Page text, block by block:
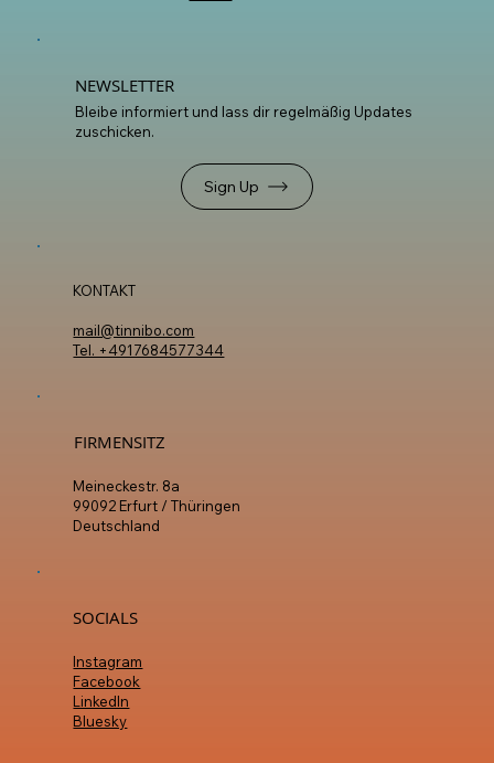
FIRMENSITZ
SOCIALS
Instagram
NEWSLETTER
Bleibe informiert und lass dir regelmäßig Updates
KONTAKT